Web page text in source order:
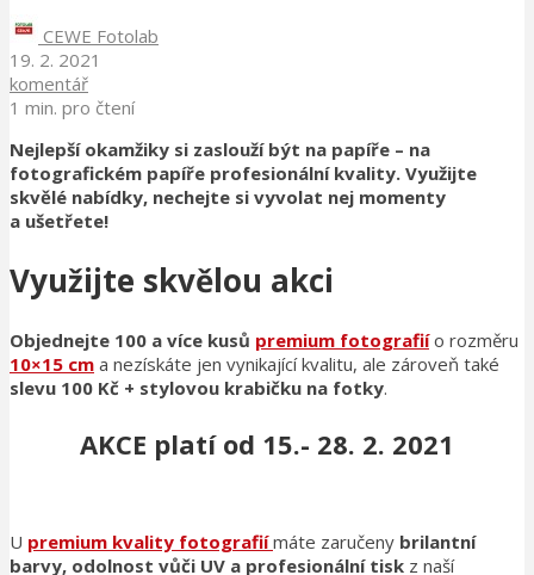
CEWE Fotolab
19. 2. 2021
komentář
1 min. pro čtení
Nejlepší okamžiky si zaslouží být na papíře – na
fotografickém papíře profesionální kvality. Využijte
skvělé nabídky, nechejte si vyvolat nej momenty
a ušetřete!
Využijte skvělou akci
Objednejte 100 a více kusů premium fotografií o rozměru
10×15 cm a nezískáte jen vynikající kvalitu, ale zároveň také
slevu 100 Kč + stylovou krabičku na fotky.
AKCE platí od 15.- 28. 2. 2021
U premium kvality fotografiímáte zaručeny brilantní
barvy, odolnost vůči UV a profesionální tisk z naší